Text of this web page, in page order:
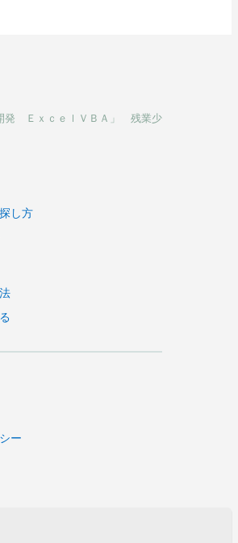
発 ＥｘｃｅｌＶＢＡ」 残業少
し方
ー